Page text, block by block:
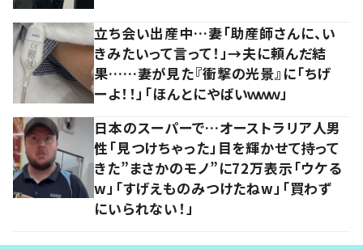
立ち会い出産中…妻「助産師さんに、い
きみたいって言って！」→夫に頼んだ結
果……妻が見た『衝撃の光景』に「ちげ
ーよ！！」「ほんとにやばいｗｗｗ」
日本のスーパーで…オーストラリア人男
性「見つけちゃった」目を輝かせて持って
きた”まさかのモノ”に72万表示「ウケる
w」「すげえものみつけたねw」「買わず
にいられない！」